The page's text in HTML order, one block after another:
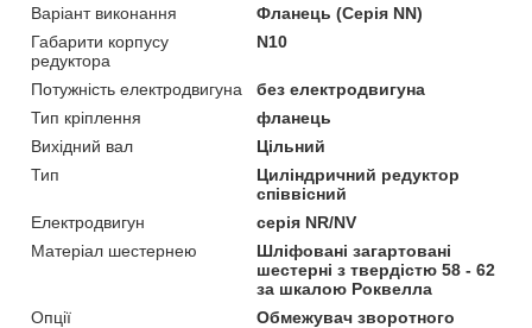
Варіант виконання
Фланець (Серія NN)
Габарити корпусу
редуктора
N10
Потужність електродвигуна
без електродвигуна
Тип кріплення
фланець
Вихідний вал
Цільний
Тип
Циліндричний редуктор
співвісний
Електродвигун
серія NR/NV
Матеріал шестернею
Шліфовані загартовані
шестерні з твердістю 58 - 62
за шкалою Роквелла
Опції
Обмежувач зворотного